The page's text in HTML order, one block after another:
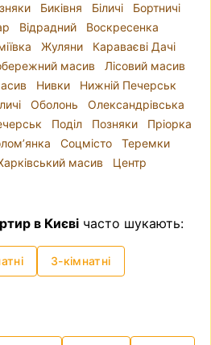
Биківня Біличі
Бортничі
Відрадний
Воскресенка
Жуляни
Караваєві Дачі
масив
Лісовий масив
Нивки
Нижній Печерськ
Оболонь
Олександрівська
Поділ Позняки
Пріорка
Соцмісто
Теремки
масив
Центр
в Києві часто шукають:
3-кімнатні